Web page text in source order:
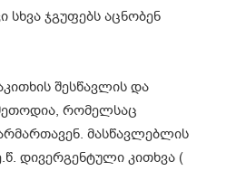
სხვა ჯგუფებს აცნობენ
შესწავლის და
რომელსაც
მასწავლებლის
დივერგენტული კითხვა (